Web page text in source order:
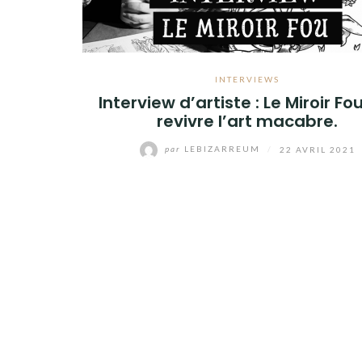
INTERVIEWS
Interview d’artiste : Le Miroir
revivre l’art macabre.
par LEBIZARREUM 22 AVRIL 2021